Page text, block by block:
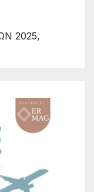
2025,